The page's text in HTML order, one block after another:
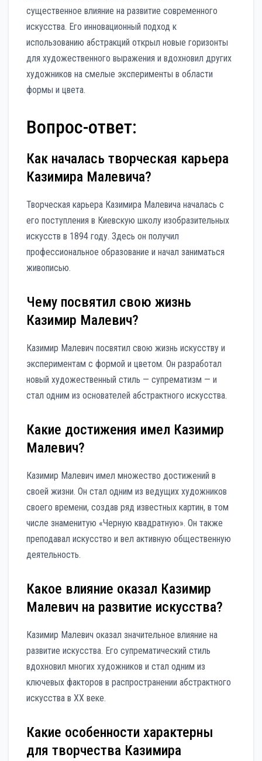
существенное влияние на развитие современного
искусства. Его инновационный подход к
использованию абстракций открыл новые горизонты
для художественного выражения и вдохновил других
художников на смелые эксперименты в области
формы и цвета.
Вопрос-ответ:
Как началась творческая карьера
Казимира Малевича?
Творческая карьера Казимира Малевича началась с
его поступления в Киевскую школу изобразительных
искусств в 1894 году. Здесь он получил
профессиональное образование и начал заниматься
живописью.
Чему посвятил свою жизнь
Казимир Малевич?
Казимир Малевич посвятил свою жизнь искусству и
экспериментам с формой и цветом. Он разработал
новый художественный стиль — супрематизм — и
стал одним из основателей абстрактного искусства.
Какие достижения имел Казимир
Малевич?
Казимир Малевич имел множество достижений в
своей жизни. Он стал одним из ведущих художников
своего времени, создав ряд известных картин, в том
числе знаменитую «Черную квадратную». Он также
преподавал искусство и вел активную общественную
деятельность.
Какое влияние оказал Казимир
Малевич на развитие искусства?
Казимир Малевич оказал значительное влияние на
развитие искусства. Его супрематический стиль
вдохновил многих художников и стал одним из
ключевых факторов в распространении абстрактного
искусства в XX веке.
Какие особенности характерны
для творчества Казимира